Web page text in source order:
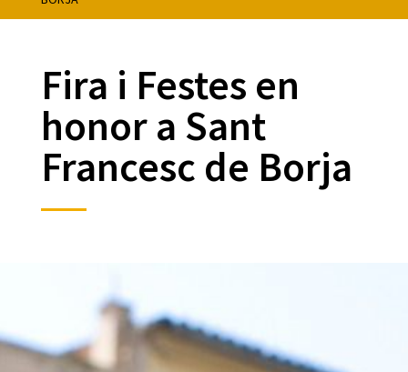
Fira i Festes en
honor a Sant
Francesc de Borja